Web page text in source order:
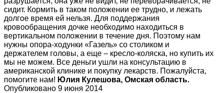
сидит. Кормить в таком положении ее трудно, и лежать
долгое время ей нельзя. Для поддержания
кровообращения дочке необходимо находиться в
вертикальном положении в течение дня. Поэтому нам
нужны опора-ходунки «Газель» со столиком и
держателем головы, а еще – кресло-коляска, но купить их
мы не можем. Все деньги ушли на консультацию в
американской клинике и покупку лекарств. Пожалуйста,
помогите нам! Юлия Кулешова, Омская область.
Опубликовано 9 июня 2014